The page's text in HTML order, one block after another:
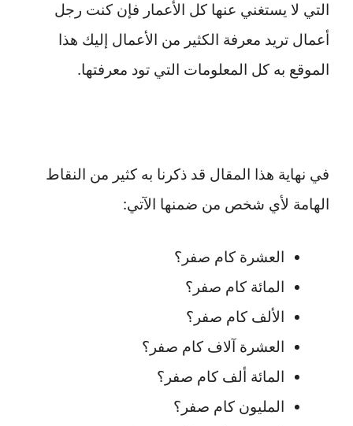
التي لا يستغني عنها كل الأعمار فإن كنت رجل
أعمال تريد معرفة الكثير من الأعمال إليك هذا
الموقع به كل المعلومات التي تود معرفتها.
في نهاية هذا المقال قد ذكرنا به كثير من النقاط
الهامة لأي شخص من ضمنها الآتي:
العشرة كام صفر؟
المائة كام صفر؟
الألف كام صفر؟
العشرة آلاف كام صفر؟
المائة ألف كام صفر؟
المليون كام صفر؟